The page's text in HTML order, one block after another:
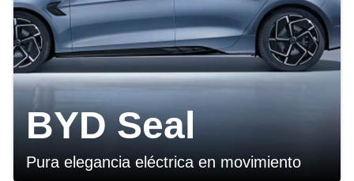
BYD Seal
Pura elegancia eléctrica en movimiento